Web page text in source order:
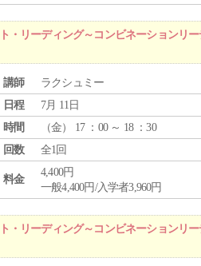
・リーディング～コンビネーションリ
講師
ラクシュミー
日程
7月 11日
時間
（金） 17 ：00 ～ 18 ：30
回数
全1回
料金
4,400円
一般4,400円/入学者3,960円
・リーディング～コンビネーションリ